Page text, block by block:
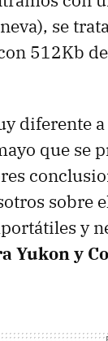
se
512Kb
diferente
que se
sobre
y
Yukon y